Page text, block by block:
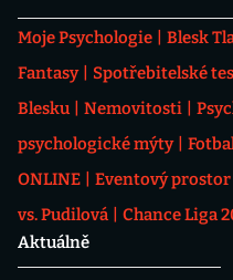
Moje Psychologie Blesk
Fantasy
Spotřebitelské
Blesku
Nemovitosti
psychologické mýty
ONLINE
Eventový prostor
vs. Pudilová
Chance Liga
Aktuálně